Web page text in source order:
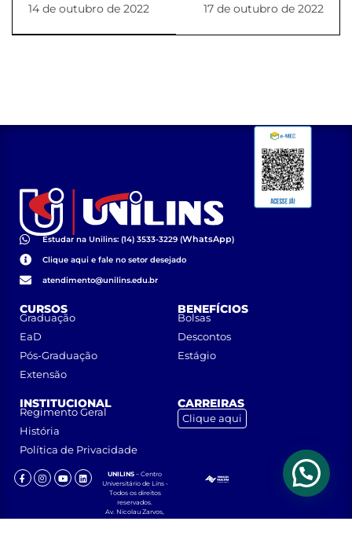
bate-papo com o
Reitor
14 de outubro de 2022
os cursos de
graduação
17 de outubro de 2022
Estudar na Unilins: (14) 3533-3229 (WhatsApp)
Clique aqui e fale no setor desejado
atendimento@unilins.edu.br
CURSOS
Graduação
EaD
Pós-Graduação
Extensão
BENEFÍCIOS
Bolsas
Descontos
Estágio
INSTITUCIONAL
Regimento Geral
História
Política de Privacidade
CARREIRAS
Clique aqui
UNILINS – Centro
Universitário de Lins •
Todos os direitos
reservados.
Av. Nicolau Zarvos,
1925 – Jardim